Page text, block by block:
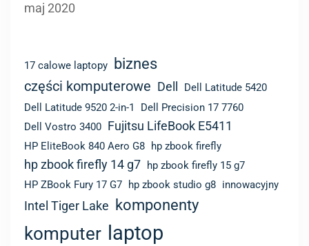
maj 2020
17 calowe laptopy biznes
części komputerowe Dell
Dell Latitude 5420
Dell Latitude 9520 2-in-1
Dell Precision 17 7760
Dell Vostro 3400
Fujitsu LifeBook E5411
HP EliteBook 840 Aero G8 hp zbook firefly
hp zbook firefly 14 g7
hp zbook firefly 15 g7
HP ZBook Fury 17 G7
hp zbook studio g8 innowacyjny
Intel Tiger Lake komponenty
komputer laptop